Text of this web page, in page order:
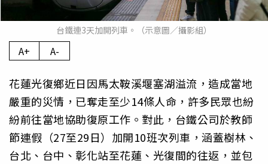
台鐵連3天加開列車。（示意圖／攝影組）
A+ A-
花蓮光復鄉近日因馬太鞍溪堰塞湖溢流，造成當地
嚴重的災情，已奪走至少14條人命，許多民眾也紛
紛前往當地協助復原工作。對此，台鐵公司於教師
節連假（27至29日）加開10班次列車，涵蓋樹林、
台北、台中、彰化站至花蓮、光復間的往返，並包